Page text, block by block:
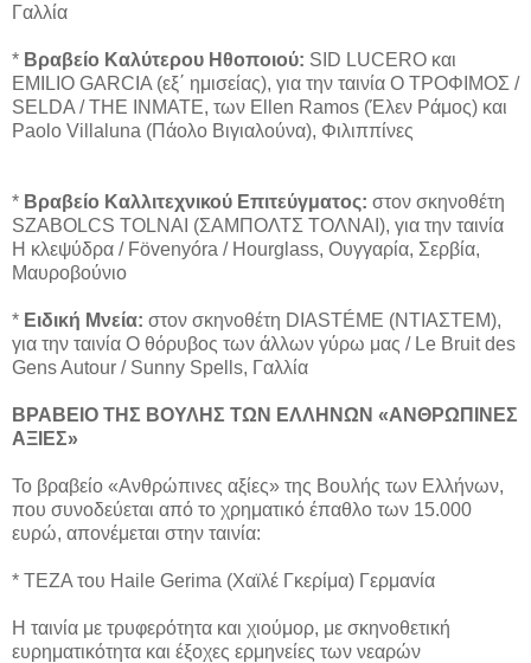
Γαλλία
* Βραβείο Καλύτερου Ηθοποιού: SID LUCERO και
EMILIO GARCIA (εξ΄ ημισείας), για την ταινία Ο ΤΡΟΦΙΜΟΣ /
SELDA / THE INMATE, των Ellen Ramos (Έλεν Ράμος) και
Paolo Villaluna (Πάολο Βιγιαλούνα), Φιλιππίνες
* Βραβείο Καλλιτεχνικού Επιτεύγματος: στον σκηνοθέτη
SZABOLCS TOLNAI (ΣΑΜΠΟΛΤΣ ΤΟΛΝΑΙ), για την ταινία
Η κλεψύδρα / Fövenyóra / Hourglass, Ουγγαρία, Σερβία,
Μαυροβούνιο
* Ειδική Μνεία: στον σκηνοθέτη DIASTÉME (ΝΤΙΑΣΤΕΜ),
για την ταινία Ο θόρυβος των άλλων γύρω μας / Le Bruit des
Gens Autour / Sunny Spells, Γαλλία
ΒΡΑΒΕΙΟ ΤΗΣ ΒΟΥΛΗΣ ΤΩΝ ΕΛΛΗΝΩΝ «ΑΝΘΡΩΠΙΝΕΣ
ΑΞΙΕΣ»
Το βραβείο «Ανθρώπινες αξίες» της Βουλής των Ελλήνων,
που συνοδεύεται από το χρηματικό έπαθλο των 15.000
ευρώ, απονέμεται στην ταινία:
* ΤΕΖΑ του Haile Gerima (Χαϊλέ Γκερίμα) Γερμανία
Η ταινία με τρυφερότητα και χιούμορ, με σκηνοθετική
ευρηματικότητα και έξοχες ερμηνείες των νεαρών